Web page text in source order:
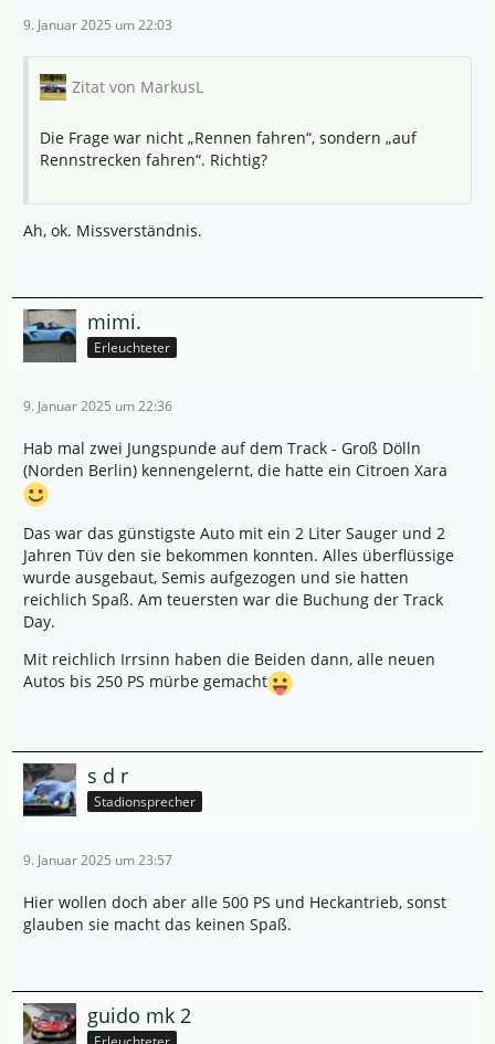
9. Januar 2025 um 22:03
Zitat von MarkusL
Die Frage war nicht „Rennen fahren“, sondern „auf
Rennstrecken fahren“. Richtig?
Ah, ok. Missverständnis.
mimi.
Erleuchteter
9. Januar 2025 um 22:36
Hab mal zwei Jungspunde auf dem Track - Groß Dölln
(Norden Berlin) kennengelernt, die hatte ein Citroen Xara
Das war das günstigste Auto mit ein 2 Liter Sauger und 2
Jahren Tüv den sie bekommen konnten. Alles überflüssige
wurde ausgebaut, Semis aufgezogen und sie hatten
reichlich Spaß. Am teuersten war die Buchung der Track
Day.
Mit reichlich Irrsinn haben die Beiden dann, alle neuen
Autos bis 250 PS mürbe gemacht
s d r
Stadionsprecher
9. Januar 2025 um 23:57
Hier wollen doch aber alle 500 PS und Heckantrieb, sonst
glauben sie macht das keinen Spaß.
guido mk 2